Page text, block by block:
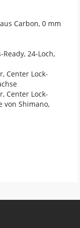
Carbon, 0 mm
24-Loch,
Center Lock-
Center Lock-
von Shimano,